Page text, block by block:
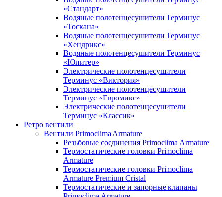
«Стандарт»
Водяные полотенцесушители Терминус
«Тоскана»
Водяные полотенцесушители Терминус
«Хендрикс»
Водяные полотенцесушители Терминус
«Юпитер»
Электрические полотенцесушители
Терминус «Виктория»
Электрические полотенцесушители
Терминус «Евромикс»
Электрические полотенцесушители
Терминус «Классик»
Ретро вентили
Вентили Primoclima Armature
Резьбовые соединения Primoclima Armature
Термостатические головки Primoclima
Armature
Термостатические головки Primoclima
Armature Premium Cristal
Термостатические и запорные клапаны